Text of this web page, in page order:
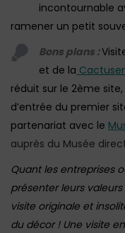
incontournable
ramener un petit
Bons plans :
et de la
réduit sur le 2ème
d’entrée du premier
partenariat avec le
auprès du Musée
Quant les entreprises
présenter leurs
visite originale et
du décor ! Une visite